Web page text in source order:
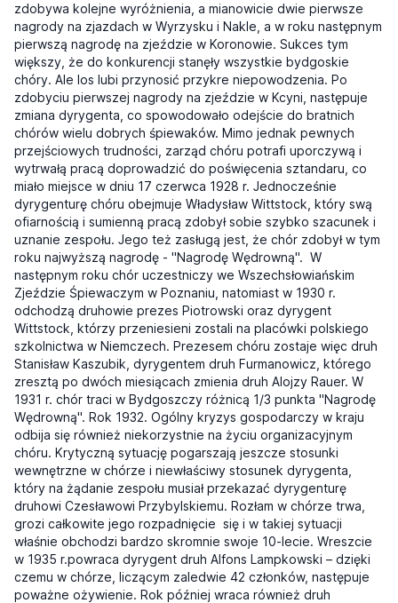
zdobywa kolejne wyróżnienia, a mianowicie dwie pierwsze
nagrody na zjazdach w Wyrzysku i Nakle, a w roku następnym
pierwszą nagrodę na zjeździe w Koronowie. Sukces tym
większy, że do konkurencji stanęły wszystkie bydgoskie
chóry. Ale los lubi przynosić przykre niepowodzenia. Po
zdobyciu pierwszej nagrody na zjeździe w Kcyni, następuje
zmiana dyrygenta, co spowodowało odejście do bratnich
chórów wielu dobrych śpiewaków. Mimo jednak pewnych
przejściowych trudności, zarząd chóru potrafi uporczywą i
wytrwałą pracą doprowadzić do poświęcenia sztandaru, co
miało miejsce w dniu 17 czerwca 1928 r. Jednocześnie
dyrygenturę chóru obejmuje Władysław Wittstock, który swą
ofiarnością i sumienną pracą zdobył sobie szybko szacunek i
uznanie zespołu. Jego też zasługą jest, że chór zdobył w tym
roku najwyższą nagrodę - "Nagrodę Wędrowną". W
następnym roku chór uczestniczy we Wszechsłowiańskim
Zjeździe Śpiewaczym w Poznaniu, natomiast w 1930 r.
odchodzą druhowie prezes Piotrowski oraz dyrygent
Wittstock, którzy przeniesieni zostali na placówki polskiego
szkolnictwa w Niemczech. Prezesem chóru zostaje więc druh
Stanisław Kaszubik, dyrygentem druh Furmanowicz, którego
zresztą po dwóch miesiącach zmienia druh Alojzy Rauer. W
1931 r. chór traci w Bydgoszczy różnicą 1/3 punkta "Nagrodę
Wędrowną". Rok 1932. Ogólny kryzys gospodarczy w kraju
odbija się również niekorzystnie na życiu organizacyjnym
chóru. Krytyczną sytuację pogarszają jeszcze stosunki
wewnętrzne w chórze i niewłaściwy stosunek dyrygenta,
który na żądanie zespołu musiał przekazać dyrygenturę
druhowi Czesławowi Przybylskiemu. Rozłam w chórze trwa,
grozi całkowite jego rozpadnięcie się i w takiej sytuacji
właśnie obchodzi bardzo skromnie swoje 10-lecie. Wreszcie
w 1935 r.powraca dyrygent druh Alfons Lampkowski – dzięki
czemu w chórze, liczącym zaledwie 42 członków, następuje
poważne ożywienie. Rok później wraca również druh